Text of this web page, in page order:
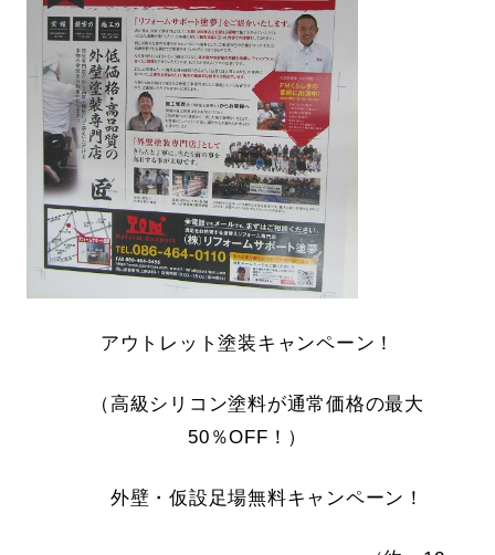
アウトレット塗装キャンペーン！
（高級シリコン塗料が通常価格の最大
50％OFF！）
外壁・仮設足場無料キャンペーン！